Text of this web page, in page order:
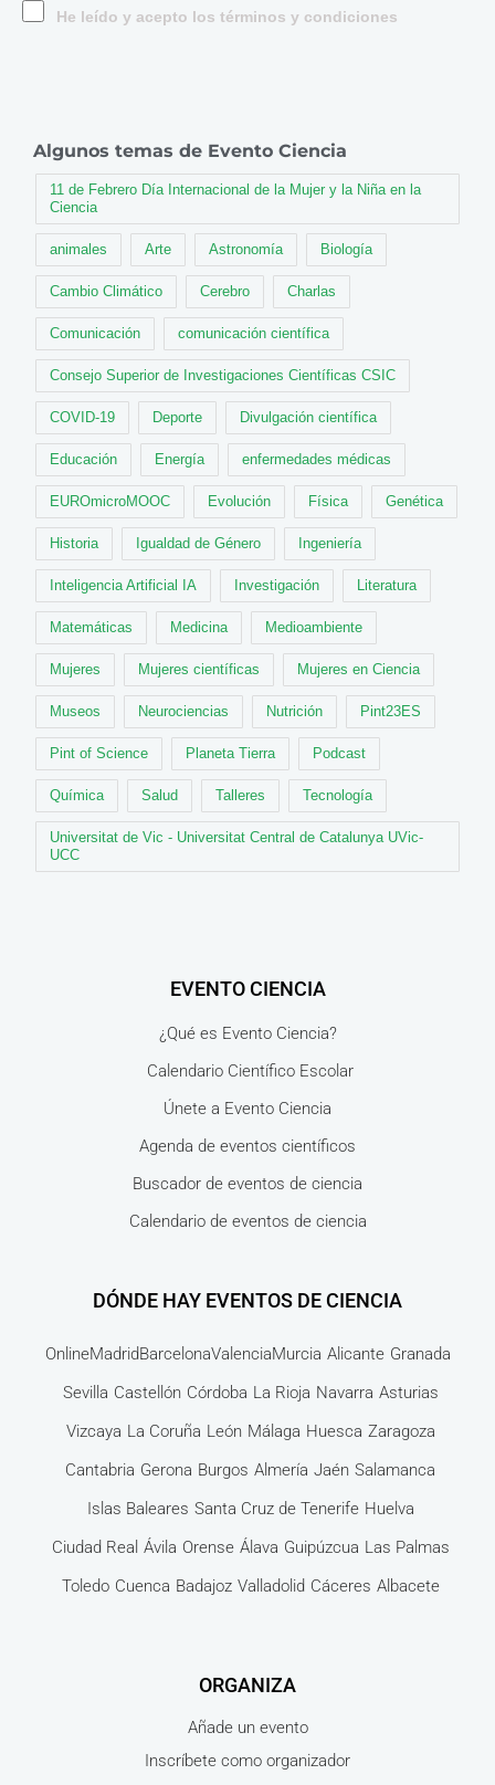
He leído y acepto los términos y condiciones
Algunos temas de Evento Ciencia
11 de Febrero Día Internacional de la Mujer y la Niña en la
Ciencia
animales Arte Astronomía Biología
Cambio Climático Cerebro Charlas
Comunicación comunicación científica
Consejo Superior de Investigaciones Científicas CSIC
COVID-19 Deporte Divulgación científica
Educación Energía enfermedades médicas
EUROmicroMOOC Evolución Física Genética
Historia Igualdad de Género Ingeniería
Inteligencia Artificial IA Investigación Literatura
Matemáticas Medicina Medioambiente
Mujeres Mujeres científicas Mujeres en Ciencia
Museos Neurociencias Nutrición Pint23ES
Pint of Science Planeta Tierra Podcast
Química Salud Talleres Tecnología
Universitat de Vic - Universitat Central de Catalunya UVic-
UCC
EVENTO CIENCIA
¿Qué es Evento Ciencia?
Calendario Científico Escolar
Únete a Evento Ciencia
Agenda de eventos científicos
Buscador de eventos de ciencia
Calendario de eventos de ciencia
DÓNDE HAY EVENTOS DE CIENCIA
OnlineMadridBarcelonaValenciaMurcia Alicante Granada
Sevilla Castellón Córdoba La Rioja Navarra Asturias
Vizcaya La Coruña León Málaga Huesca Zaragoza
Cantabria Gerona Burgos Almería Jaén Salamanca
Islas Baleares Santa Cruz de Tenerife Huelva
Ciudad Real Ávila Orense Álava Guipúzcua Las Palmas
Toledo Cuenca Badajoz Valladolid Cáceres Albacete
ORGANIZA
Añade un evento
Inscríbete como organizador